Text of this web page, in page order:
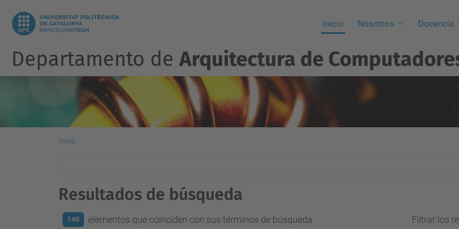
Inicio Nosotros Docencia
Departamento deArquitectura de
Inicio
Resultados de búsqueda
140 elementos que coinciden con sus términos de búsqueda Filtrar los